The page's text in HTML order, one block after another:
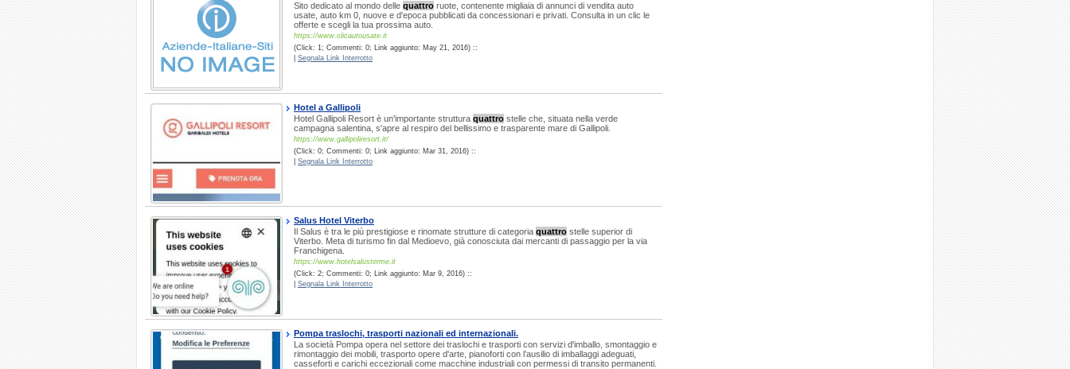
Sito dedicato al mondo delle quattro ruote, contenente migliaia di annunci di vendita auto
usate, auto km 0, nuove e d'epoca pubblicati da concessionari e privati. Consulta in un clic le
offerte e scegli la tua prossima auto.
https://www.clicautousate.it
(Click: 1; Commenti: 0; Link aggiunto: May 21, 2016) ::
Segnala Link Interrotto
Hotel a Gallipoli
Hotel Gallipoli Resort è un'importante struttura quattro stelle che, situata nella verde
campagna salentina, s'apre al respiro del bellissimo e trasparente mare di Gallipoli.
https://www.gallipoliresort.it/
(Click: 0; Commenti: 0; Link aggiunto: Mar 31, 2016) ::
Segnala Link Interrotto
Salus Hotel Viterbo
Il Salus è tra le più prestigiose e rinomate strutture di categoria quattro stelle superior di
Viterbo. Meta di turismo fin dal Medioevo, già conosciuta dai mercanti di passaggio per la via
Franchigena.
https://www.hotelsalusterme.it
(Click: 2; Commenti: 0; Link aggiunto: Mar 9, 2016) ::
Segnala Link Interrotto
Pompa traslochi, trasporti nazionali ed internazionali.
La società Pompa opera nel settore dei traslochi e trasporti con servizi d'imballo, smontaggio e
rimontaggio dei mobili, trasporto opere d'arte, pianoforti con l’ausilio di imballaggi adeguati,
casseforti e carichi eccezionali come macchine industriali con permessi di transito permanenti.